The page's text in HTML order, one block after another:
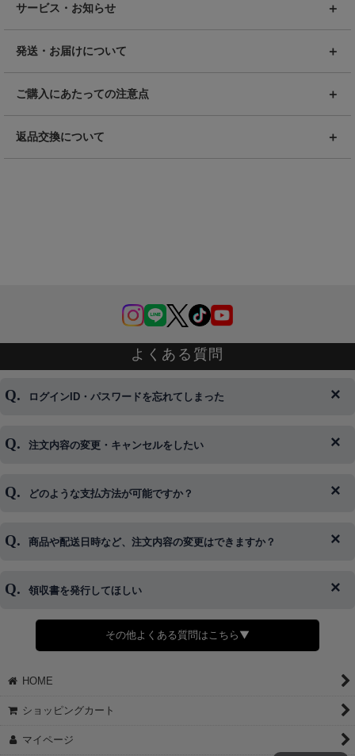
サービス・お知らせ
発送・お届けについて
ご購入にあたっての注意点
返品交換について
よくある質問
ログインID・パスワードを忘れてしまった
◆下記ページより、ログインIDの変更が可能です。
注文内容の変更・キャンセルをしたい
◆即日発送を行なっている関係上、午後以降のご連絡やキャンセル
※発送後、発送準備が完了しお手続きが間に合わない場合は変更、
どのような支払方法が可能ですか？
◆代金引換・クレジットカード・携帯キャリア決済・おねだり決
商品や配送日時など、注文内容の変更はできますか？
◆商品発送前の変更は承っております。
さい。
領収書を発行してほしい
◆領収書はご希望頂いた場合のみ発行しております。
【これからご注文する場合】
願いします。
②宛名（空欄は上様は不可）
その他よくある質問はこちら▼
HOME
ショッピングカート
マイページ